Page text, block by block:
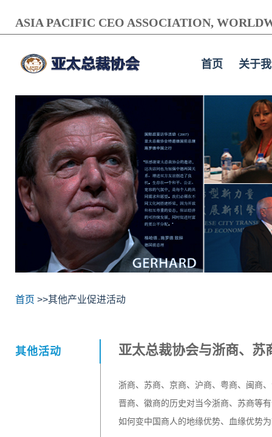
ASIA PACIFIC CEO ASSOCIATION,
首页 关于
首页 >>其他产业促进活动
其他活动 亚太总裁协会与浙商、苏
浙商、苏商、京商、沪商、粤商、闽商
晋商、徽商的历史对当今浙商、苏商等
如何变中国商人的地缘优势、血缘优势